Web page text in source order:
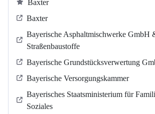
Baxter
Baxter
Bayerische Asphaltmischwerke GmbH
Straßenbaustoffe
Bayerische Grundstücksverwertung
Bayerische Versorgungskammer
Bayerisches Staatsministerium für
Soziales